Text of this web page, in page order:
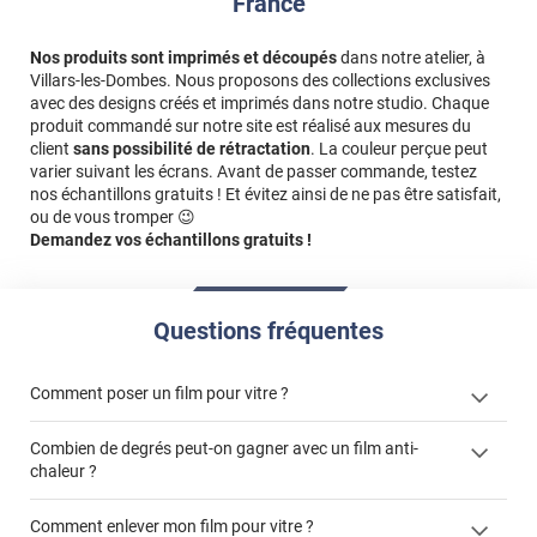
Nos produits sont imprimés et découpésdans notre atelier, à
Villars-les-Dombes. Nous proposons des collections exclusives
avec des designs créés et imprimés dans notre studio. Chaque
produit commandé sur notre site est réalisé aux mesures du
client sans possibilité de rétractation. La couleur perçue peut
varier suivant les écrans. Avant de passer commande, testez
nos échantillons gratuits ! Et évitez ainsi de ne pas être satisfait,
ou de vous tromper 😉
Demandez vos échantillons gratuits !
Questions fréquentes
Comment poser un film pour vitre ?
Combien de degrés peut-on gagner avec un film anti-
chaleur ?
Comment enlever mon film pour vitre ?